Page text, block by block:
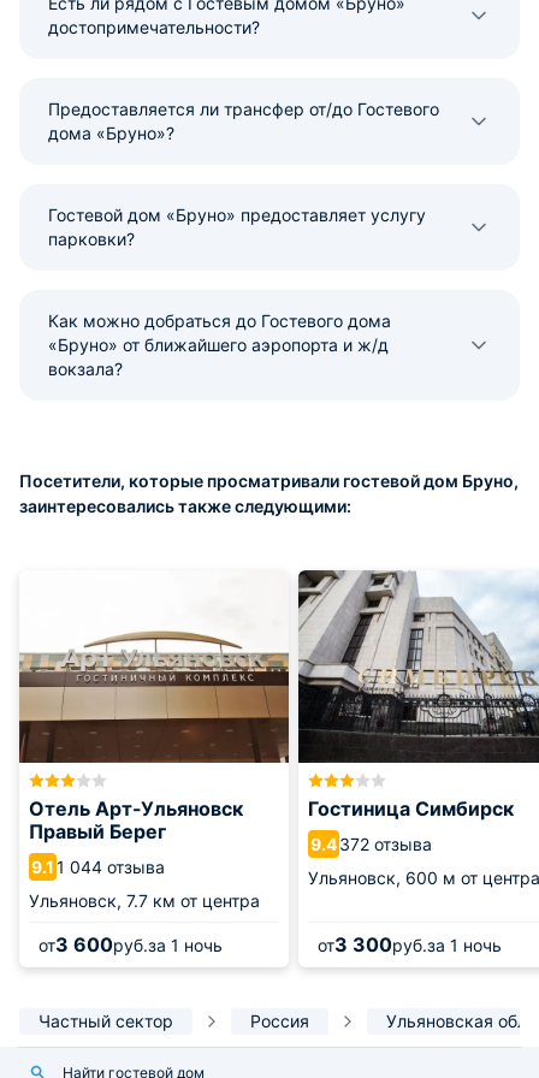
достопримечательности?
Предоставляется ли трансфер от/до Гостевого
дома «Бруно»?
Гостевой дом «Бруно» предоставляет услугу
парковки?
Как можно добраться до Гостевого дома
«Бруно» от ближайшего аэропорта и ж/д
вокзала?
Посетители, которые просматривали гостевой дом Бруно,
заинтересовались также следующими:
Отель Арт-Ульяновск
Правый Берег
9.11 044 отзыва
Ульяновск, 7.7 км от центра
от3 600руб.за 1 ночь
Гостиница Симбирск
9.4372 отзыва
Ульяновск, 600 м от центра
от3 300руб.за 1 ночь
Частный сектор Россия Ульяновская
Найти гостевой дом